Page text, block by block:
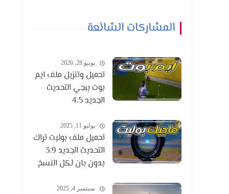
المشاركات الشائعة
يونيو 28, 2026
تحميل وتنزيل ملف ايم
بوت ببجي التحديث
الجديد 4.5
يوليو 11, 2025
تحميل ملف بوليت تراك
التحديث الجديد 3.9
بدون بان لكل النسخ
سبتمبر 4, 2025